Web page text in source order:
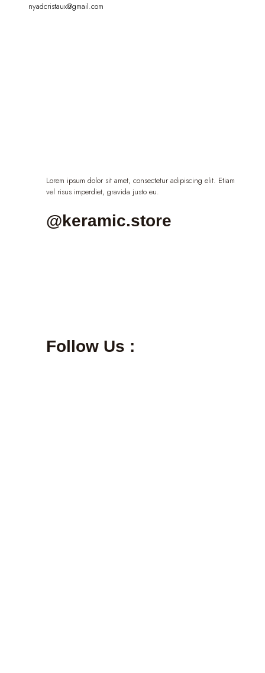
nyadcristaux@gmail.com
Lorem ipsum dolor sit amet, consectetur adipiscing elit. Etiam
vel risus imperdiet, gravida justo eu.
@keramic.store
Follow Us :